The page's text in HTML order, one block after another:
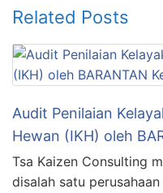
Related Posts
Audit Penilaian
Hewan (IKH) oleh
Tsa Kaizen Consulting
disalah satu